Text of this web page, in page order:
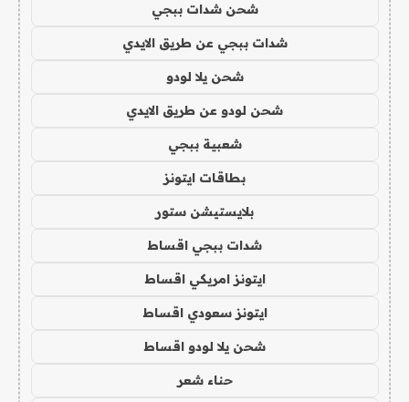
شحن شدات ببجي
شدات ببجي عن طريق الايدي
شحن يلا لودو
شحن لودو عن طريق الايدي
شعبية ببجي
بطاقات ايتونز
بلايستيشن ستور
شدات ببجي اقساط
ايتونز امريكي اقساط
ايتونز سعودي اقساط
شحن يلا لودو اقساط
حناء شعر